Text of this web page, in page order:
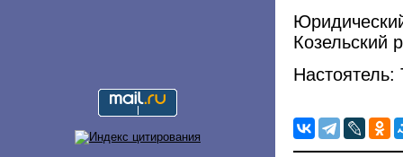
Козельский